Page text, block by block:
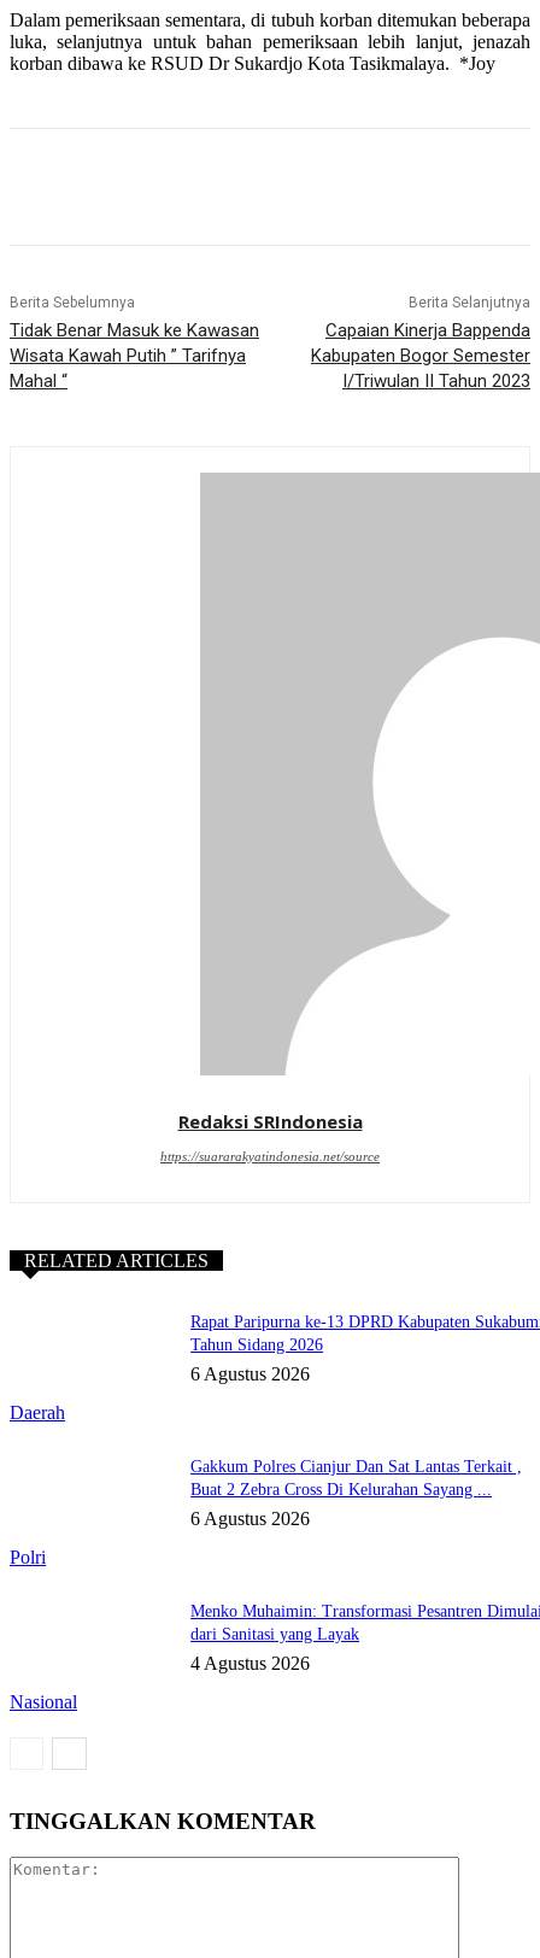
Dalam pemeriksaan sementara, di tubuh korban ditemukan beberapa
luka, selanjutnya untuk bahan pemeriksaan lebih lanjut, jenazah
korban dibawa ke RSUD Dr Sukardjo Kota Tasikmalaya. *Joy
Berita Sebelumnya
Tidak Benar Masuk ke Kawasan
Wisata Kawah Putih ” Tarifnya
Mahal “
Berita Selanjutnya
Capaian Kinerja Bappenda
Kabupaten Bogor Semester
I/Triwulan II Tahun 2023
Redaksi SRIndonesia
https://suararakyatindonesia.net/source
RELATED ARTICLES
Daerah
Rapat Paripurna ke-13 DPRD Kabupaten
Tahun Sidang 2026
6 Agustus 2026
Polri
Gakkum Polres Cianjur Dan Sat Lantas Terkait ,
Buat 2 Zebra Cross Di Kelurahan Sayang ...
6 Agustus 2026
Nasional
Menko Muhaimin: Transformasi Pesantren
dari Sanitasi yang Layak
4 Agustus 2026
TINGGALKAN KOMENTAR